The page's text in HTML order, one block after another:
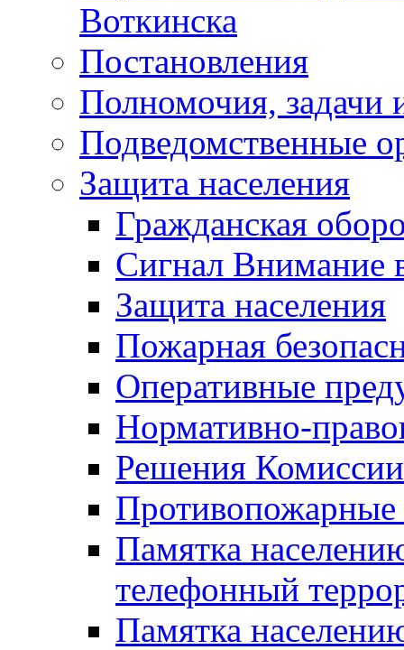
Воткинска
Постановления
Полномочия, задачи
Подведомственные
Защита населения
Гражданская
Сигнал Внимание
Защита населения
Пожарная
Оперативные
Нормативно-
Решения
Противопожарные
Памятка
телефонный
Памятка